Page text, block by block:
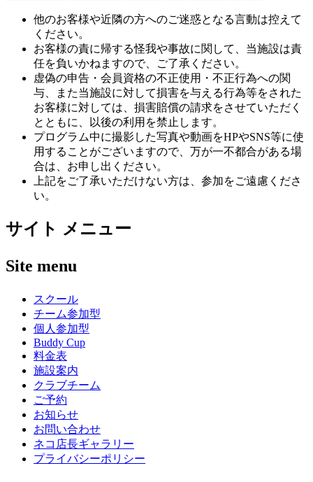
他のお客様や近隣の方へのご迷惑となる言動は控えて
ください。
お客様の責に帰する怪我や事故に関して、当施設は責
任を負いかねますので、ご了承ください。
虚偽の申告・会員資格の不正使用・不正行為への関
与、また当施設に対して損害を与える行為等をされた
お客様に対しては、損害賠償の請求をさせていただく
とともに、以後の利用を禁止します。
プログラム中に撮影した写真や動画をHPやSNS等に使
用することがございますので、万が一不都合がある場
合は、お申し出ください。
上記をご了承いただけない方は、参加をご遠慮くださ
い。
サイト メニュー
Site menu
スクール
チーム参加型
個人参加型
Buddy Cup
料金表
施設案内
クラブチーム
ご予約
お知らせ
お問い合わせ
ネコ店長ギャラリー
プライバシーポリシー